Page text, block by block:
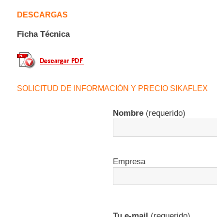
DESCARGAS
Ficha Técnica
SOLICITUD DE INFORMACIÓN Y PRECIO SIKAFLEX
Nombre (requerido)
Empresa